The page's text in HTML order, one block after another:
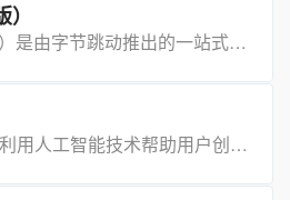
Coze（国际版）是由字节跳动推出的一站式AI开发平台，旨在帮助用户快速创建、调试和优化AI聊天机器人。
Plus AI 是一款利用人工智能技术帮助用户创建专业级 PowerPoint 和 Google Slides 演示文稿的工具。